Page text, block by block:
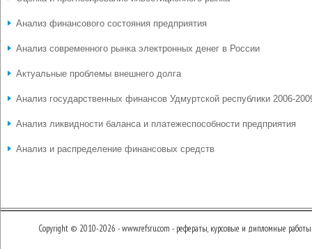
Анализ финансового состояния предприятия
Анализ современного рынка электронных денег в России
Актуальные проблемы внешнего долга
Анализ государственных финансов Удмуртской республики 2006-
Анализ ликвидности баланса и платежеспособности предприятия
Анализ и распределение финансовых средств
Copyright © 2010-2026 - www.refsru.com - рефераты, курсовые и дипломные работы